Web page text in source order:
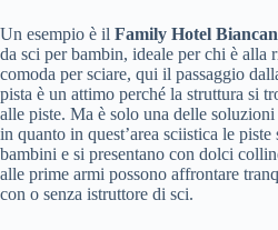
Un esempio è il Family Hotel
da sci per bambin, ideale per chi è alla
comoda per sciare, qui il passaggio
pista è un attimo perché la struttura si
alle piste. Ma è solo una delle soluzioni
in quanto in quest’area sciistica le
bambini e si presentano con dolci
alle prime armi possono affrontare
con o senza istruttore di sci.